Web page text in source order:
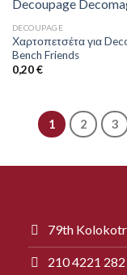
DECOUPAGE
Χαρτοπετσέτα για
Bench Friends
0,20€
1 2 3
79th
210 4221 282